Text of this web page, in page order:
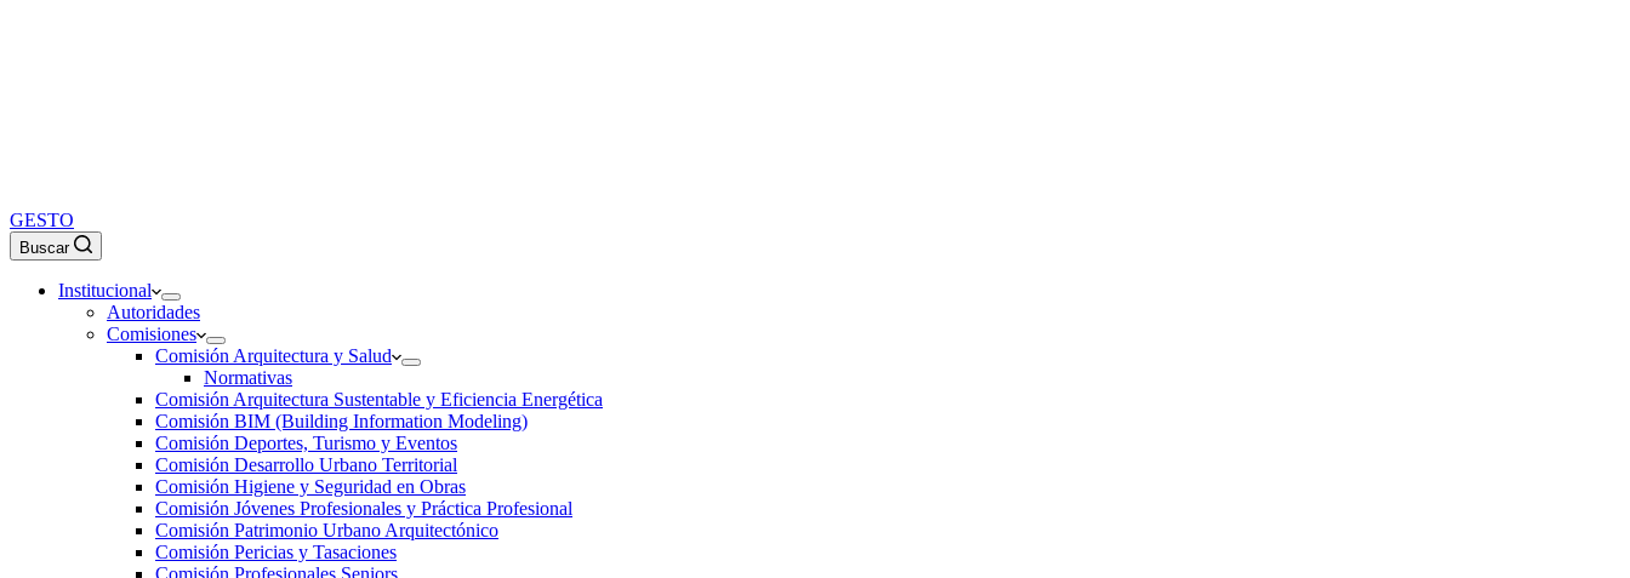
GESTO
Buscar
Institucional
Autoridades
Comisiones
Comisión Arquitectura y Salud
Normativas
Comisión Arquitectura Sustentable y Eficiencia Energética
Comisión BIM (Building Information Modeling)
Comisión Deportes, Turismo y Eventos
Comisión Desarrollo Urbano Territorial
Comisión Higiene y Seguridad en Obras
Comisión Jóvenes Profesionales y Práctica Profesional
Comisión Patrimonio Urbano Arquitectónico
Comisión Pericias y Tasaciones
Comisión Profesionales Seniors